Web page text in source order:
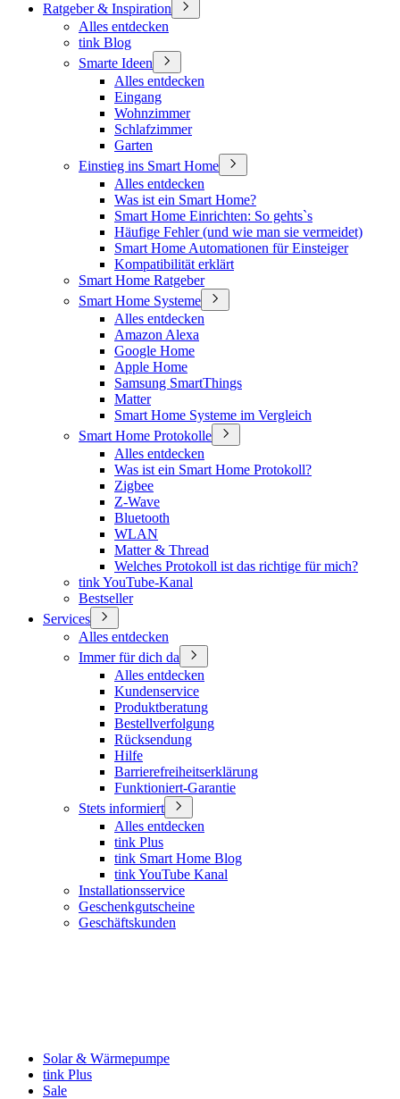
Ratgeber & Inspiration
Alles entdecken
tink Blog
Smarte Ideen
Alles entdecken
Eingang
Wohnzimmer
Schlafzimmer
Garten
Einstieg ins Smart Home
Alles entdecken
Was ist ein Smart Home?
Smart Home Einrichten: So gehts`s
Häufige Fehler (und wie man sie vermeidet)
Smart Home Automationen für Einsteiger
Kompatibilität erklärt
Smart Home Ratgeber
Smart Home Systeme
Alles entdecken
Amazon Alexa
Google Home
Apple Home
Samsung SmartThings
Matter
Smart Home Systeme im Vergleich
Smart Home Protokolle
Alles entdecken
Was ist ein Smart Home Protokoll?
Zigbee
Z-Wave
Bluetooth
WLAN
Matter & Thread
Welches Protokoll ist das richtige für mich?
tink YouTube-Kanal
Bestseller
Services
Alles entdecken
Immer für dich da
Alles entdecken
Kundenservice
Produktberatung
Bestellverfolgung
Rücksendung
Hilfe
Barrierefreiheitserklärung
Funktioniert-Garantie
Stets informiert
Alles entdecken
tink Plus
tink Smart Home Blog
tink YouTube Kanal
Installationsservice
Geschenkgutscheine
Geschäftskunden
Solar & Wärmepumpe
tink Plus
Sale